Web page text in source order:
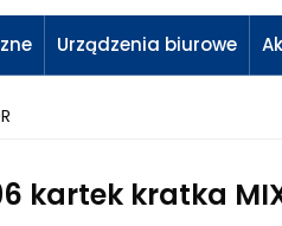
Urządzenia biurowe
kartek kratka